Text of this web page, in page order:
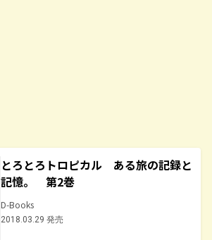
とろとろトロピカル ある旅の記録と
記憶。 第2巻
D-Books
2018.03.29 発売